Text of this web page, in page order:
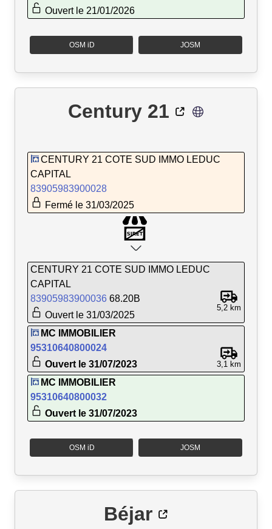
Ouvert le 21/01/2026
OSM iD JOSM
Century 21
CENTURY 21 COTE SUD IMMO LEDUC
CAPITAL
83905983900028
Fermé le 31/03/2025
CENTURY 21 COTE SUD IMMO LEDUC
CAPITAL
83905983900036 68.20B
Ouvert le 31/03/2025
5,2 km
MC IMMOBILIER
95310640800024
Ouvert le 31/07/2023
3,1 km
MC IMMOBILIER
95310640800032
Ouvert le 31/07/2023
OSM iD JOSM
Béjar